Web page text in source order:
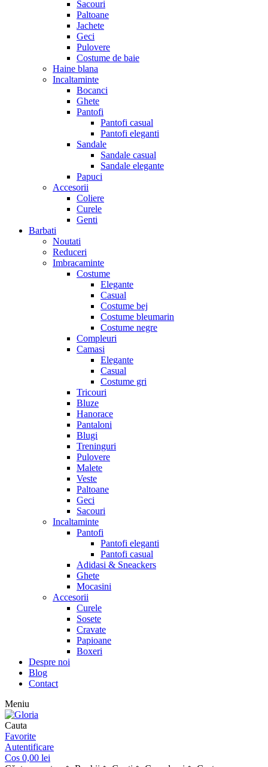
Sacouri
Paltoane
Jachete
Geci
Pulovere
Costume de baie
Haine blana
Incaltaminte
Bocanci
Ghete
Pantofi
Pantofi casual
Pantofi eleganti
Sandale
Sandale casual
Sandale elegante
Papuci
Accesorii
Coliere
Curele
Genti
Barbati
Noutati
Reduceri
Imbracaminte
Costume
Elegante
Casual
Costume bej
Costume bleumarin
Costume negre
Compleuri
Camasi
Elegante
Casual
Costume gri
Tricouri
Bluze
Hanorace
Pantaloni
Blugi
Treninguri
Pulovere
Malete
Veste
Paltoane
Geci
Sacouri
Incaltaminte
Pantofi
Pantofi eleganti
Pantofi casual
Adidasi & Sneackers
Ghete
Mocasini
Accesorii
Curele
Sosete
Cravate
Papioane
Boxeri
Despre noi
Blog
Contact
Meniu
Cauta
Favorite
Autentificare
Cos 0,00 lei